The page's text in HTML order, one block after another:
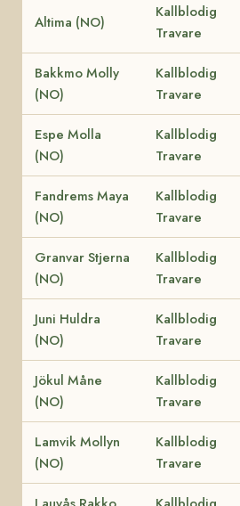
Altima (NO)
Kallblodig
Travare
Bakkmo Molly
(NO)
Kallblodig
Travare
Espe Molla
(NO)
Kallblodig
Travare
Fandrems Maya
(NO)
Kallblodig
Travare
Granvar Stjerna
(NO)
Kallblodig
Travare
Juni Huldra
(NO)
Kallblodig
Travare
Jökul Måne
(NO)
Kallblodig
Travare
Lamvik Mollyn
(NO)
Kallblodig
Travare